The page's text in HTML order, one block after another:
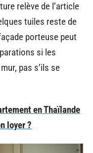
relève de l’article
tuiles reste de
porteuse peut
si les
pas s’ils se
en Thaïlande
loyer ?